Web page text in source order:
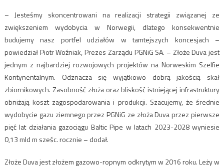
– Jesteśmy skoncentrowani na realizacji strategii związanej ze
zwiększeniem wydobycia w Norwegii, dlatego konsekwentnie
budujemy nasz portfel udziałów w tamtejszych koncesjach –
powiedział Piotr Woźniak, Prezes Zarządu PGNiG SA. – Złoże Duva jest
jednym z najbardziej rozwojowych projektów na Norweskim Szelfie
Kontynentalnym. Odznacza się wyjątkowo dobrą jakością skał
zbiornikowych. Zasobność złoża oraz bliskość istniejącej infrastruktury
obniżają koszt zagospodarowania i produkcji. Szacujemy, że średnie
wydobycie gazu ziemnego przez PGNiG ze złoża Duva przez pierwsze
pięć lat działania gazociągu Baltic Pipe w latach 2023-2028 wyniesie
0,13 mld m sześc. rocznie – dodał.
Złoże Duva jest złożem gazowo-ropnym odkrytym w 2016 roku. Leży w